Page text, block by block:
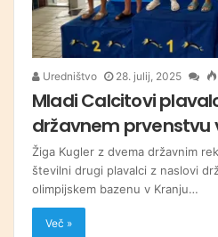
Uredništvo 28. julij, 2025
Mladi Calcitovi
državnem prvenstvu
Žiga Kugler z dvema državnim
številni drugi plavalci z naslovi
olimpijskem bazenu v Kranju…
Več »